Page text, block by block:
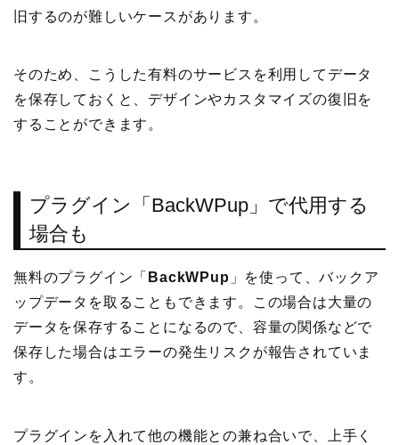
旧するのが難しいケースがあります。
そのため、こうした有料のサービスを利用してデータ
を保存しておくと、デザインやカスタマイズの復旧を
することができます。
プラグイン「BackWPup」で代用する
場合も
無料のプラグイン「 BackWPup 」を使って、バックア
ップデータを取ることもできます。この場合は大量の
データを保存することになるので、容量の関係などで
保存した場合はエラーの発生リスクが報告されていま
す。
プラグインを入れて他の機能との兼ね合いで、上手く